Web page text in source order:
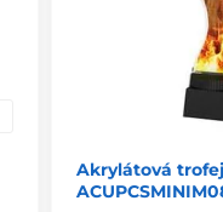
Akrylátová trofej